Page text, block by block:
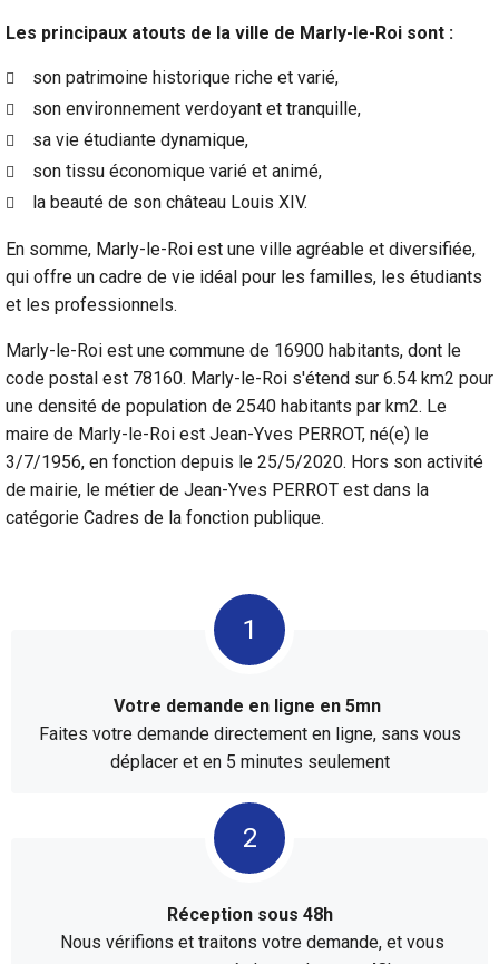
Les principaux atouts de la ville de Marly-le-Roi sont :
son patrimoine historique riche et varié,
son environnement verdoyant et tranquille,
sa vie étudiante dynamique,
son tissu économique varié et animé,
la beauté de son château Louis XIV.
En somme, Marly-le-Roi est une ville agréable et diversifiée,
qui offre un cadre de vie idéal pour les familles, les étudiants
et les professionnels.
Marly-le-Roi est une commune de 16900 habitants, dont le
code postal est 78160. Marly-le-Roi s'étend sur 6.54 km2 pour
une densité de population de 2540 habitants par km2. Le
maire de Marly-le-Roi est Jean-Yves PERROT, né(e) le
3/7/1956, en fonction depuis le 25/5/2020. Hors son activité
de mairie, le métier de Jean-Yves PERROT est dans la
catégorie Cadres de la fonction publique.
Votre demande en ligne en 5mn
Faites votre demande directement en ligne, sans vous
déplacer et en 5 minutes seulement
Réception sous 48h
Nous vérifions et traitons votre demande, et vous